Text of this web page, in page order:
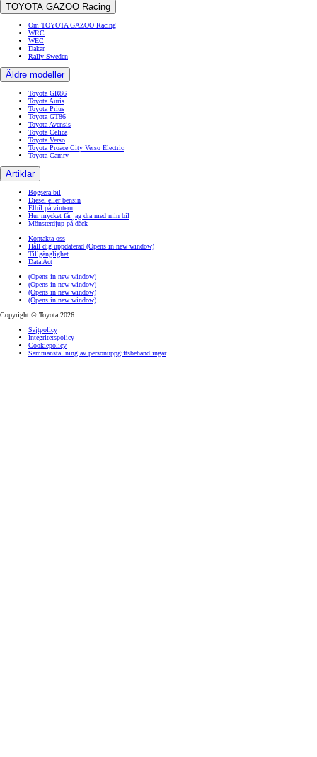
TOYOTA GAZOO Racing
Om TOYOTA GAZOO Racing
WRC
WEC
Dakar
Rally Sweden
Äldre modeller
Toyota GR86
Toyota Auris
Toyota Prius
Toyota GT86
Toyota Avensis
Toyota Celica
Toyota Verso
Toyota Proace City Verso Electric
Toyota Camry
Artiklar
Bogsera bil
Diesel eller bensin
Elbil på vintern
Hur mycket får jag dra med min bil
Mönsterdjup på däck
Kontakta oss
Håll dig uppdaterad (Opens in new window)
Tillgänglighet
Data Act
(Opens in new window)
(Opens in new window)
(Opens in new window)
(Opens in new window)
Copyright © Toyota 2026
Sajtpolicy
Integritetspolicy
Cookiepolicy
Sammanställning av personuppgiftsbehandlingar